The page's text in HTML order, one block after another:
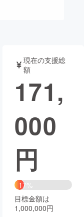
現在の支援総
額
171,
000
円
17%
目標金額は
1,000,000円